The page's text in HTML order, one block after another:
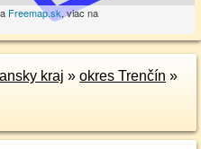
Freemap.sk, viac na
kraj » okres Trenčín »